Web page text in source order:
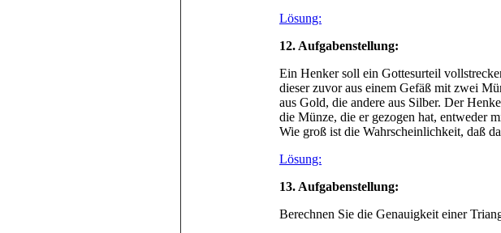
Lösung:
12. Aufgabenstellung:
Ein Henker soll ein Gottesurteil
dieser zuvor aus einem Gefäß mit zwei
aus Gold, die andere aus Silber. Der
die Münze, die er gezogen hat, entweder
Wie groß ist die Wahrscheinlichkeit, daß
Lösung:
13. Aufgabenstellung:
Berechnen Sie die Genauigkeit einer